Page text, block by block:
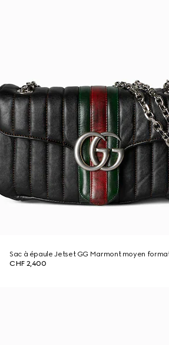
Sac à épaule Jetset GG Marmont moyen
CHF 2,400